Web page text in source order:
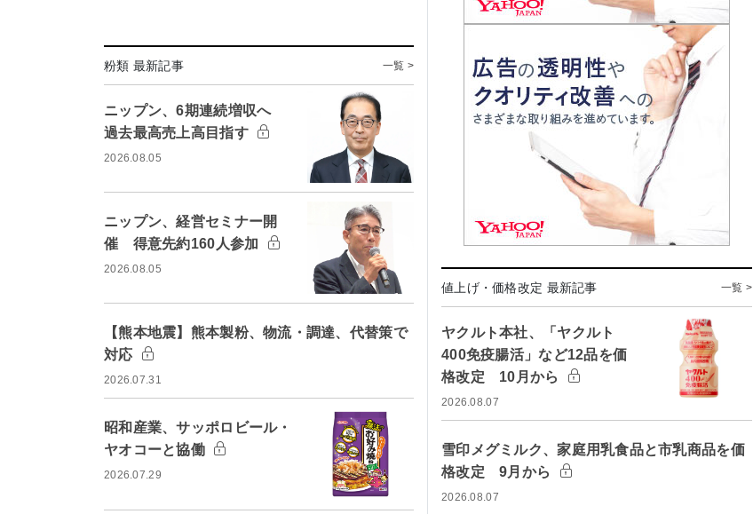
粉類 最新記事 一覧 >
ニップン、6期連続増収へ
過去最高売上高目指す
2026.08.05
ニップン、経営セミナー開
催 得意先約160人参加
2026.08.05
【熊本地震】熊本製粉、物流・調達、代替策で
対応
2026.07.31
昭和産業、サッポロビール・
ヤオコーと協働
2026.07.29
値上げ・価格改定 最新記事 一覧 >
ヤクルト本社、「ヤクルト
400免疫腸活」など12品を価
格改定 10月から
2026.08.07
雪印メグミルク、家庭用乳食品と市乳商品を価
格改定 9月から
2026.08.07